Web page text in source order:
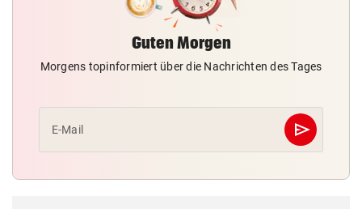
Guten Morgen
Morgens topinformiert über die Nachrichten des Tages
E-Mail send
Abschicken